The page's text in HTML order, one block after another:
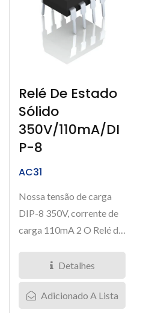
Relé De Estado
Sólido
350V/110mA/DI
P-8
AC31
Nossa tensão de carga
DIP-8 350V, corrente de
carga 110mA 2 O Relé de
Detalhes
Adicionado A Lista